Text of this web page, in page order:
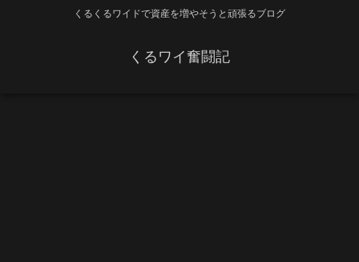
くるくるワイドで資産を増やそうと頑張るブログ
くるワイ奮闘記